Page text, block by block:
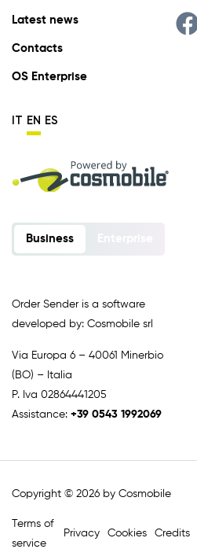
Business
Order Sender is a software
developed by: Cosmobile srl
Via Europa 6 – 40061 Minerbio
(BO) – Italia
P. Iva 02864441205
Assistance: +39 0543 1992069
Latest news
Contacts
OS Enterprise
IT EN ES
Copyright © 2026 by Cosmobile
Terms of
service
Privacy Cookies Credits